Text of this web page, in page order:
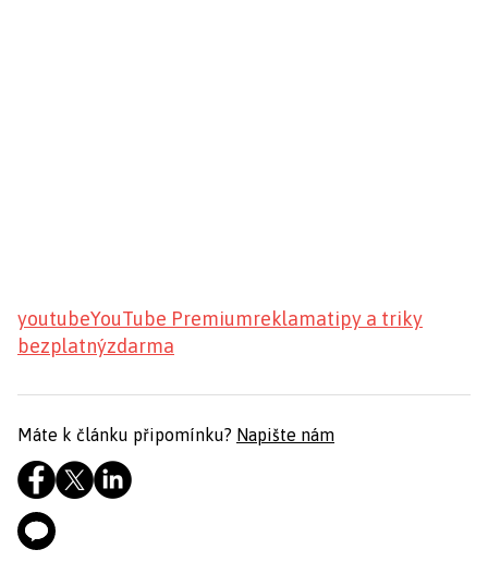
youtubeYouTube Premiumreklamatipy a triky
bezplatnýzdarma
Máte k článku připomínku? Napište nám